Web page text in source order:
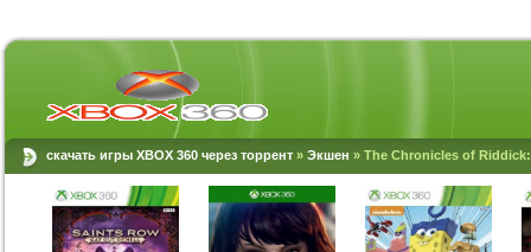
скачать игры XBOX 360 через торрент » Экшен » The Chronicles of